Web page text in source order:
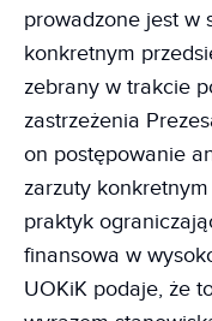
prowadzone jest w
konkretnym
zebrany w trakcie
zastrzeżenia
on postępowanie
zarzuty
praktyk
finansowa w
UOKiK podaje, że